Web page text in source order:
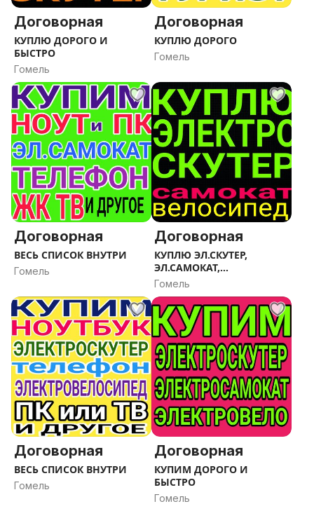
Договорная
КУПЛЮ ДОРОГО И
БЫСТРО
Гомель
Договорная
КУПЛЮ ДОРОГО
Гомель
Договорная
ВЕСЬ СПИСОК ВНУТРИ
Гомель
Договорная
КУПЛЮ ЭЛ.СКУТЕР,
ЭЛ.САМОКАТ,
ЭЛ.ВЕЛОСИПЕД
Гомель
Договорная
ВЕСЬ СПИСОК ВНУТРИ
Гомель
Договорная
КУПИМ ДОРОГО И
БЫСТРО
Гомель